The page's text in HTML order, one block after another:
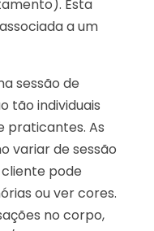
Esta
a um
sessão de
tão individuais
praticantes. As
variar de sessão
cliente pode
ou ver cores.
no corpo,